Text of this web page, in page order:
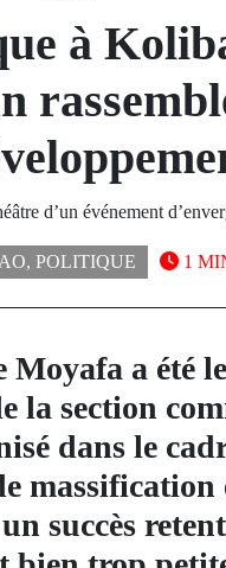
à
d’un événement
, POLITIQUE 1
Moyafa a été
la section
dans le
massification
succès